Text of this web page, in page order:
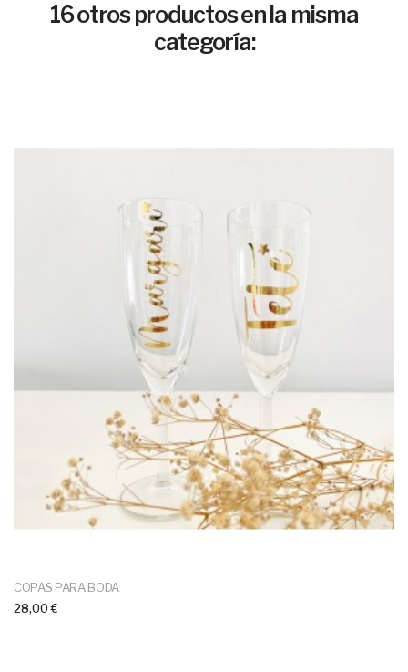
16 otros productos en la misma
categoría:
COPAS PARA BODA
28,00 €